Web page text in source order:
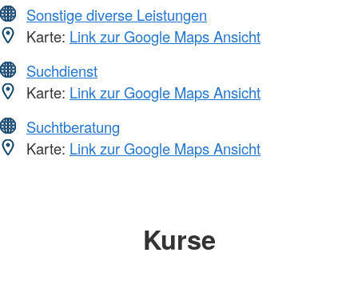
Sonstige diverse Leistungen
Karte: Link zur Google Maps Ansicht
Suchdienst
Karte: Link zur Google Maps Ansicht
Suchtberatung
Karte: Link zur Google Maps Ansicht
Kurse